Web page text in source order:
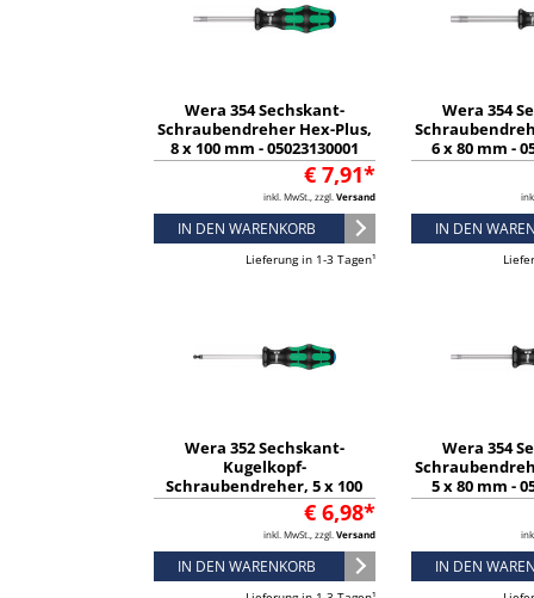
Wera 354 Sechskant-
Schraubendreher Hex-Plus,
8 x 100 mm - 05023130001
€ 7,91*
inkl. MwSt., zzgl. Versand
IN DEN WARENKORB
Lieferung in 1-3 Tagen¹
Wera 354
6 x 80 mm -
IN DEN
Wera 352 Sechskant-
Kugelkopf-
Schraubendreher, 5 x 100
mm - 05022815001€ 6,98*
inkl. MwSt., zzgl. Versand
IN DEN WARENKORB
Wera 354
5 x 80 mm -
IN DEN